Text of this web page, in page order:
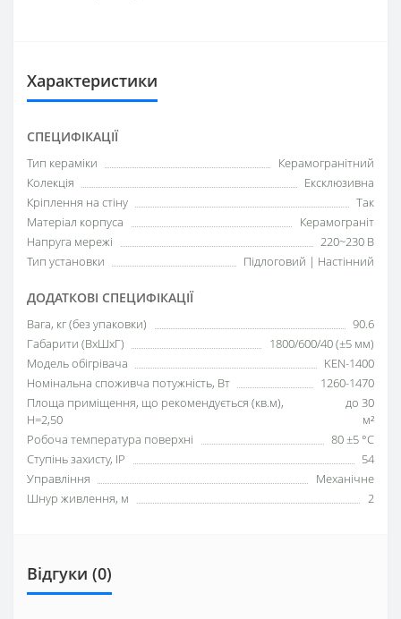
Характеристики
СПЕЦИФІКАЦІЇ
Тип кераміки
Керамогранітний
Колекція
Ексклюзивна
Кріплення на стіну
Так
Матеріал корпуса
Керамограніт
Напруга мережі
220~230 В
Тип установки
Підлоговий | Настінний
ДОДАТКОВІ СПЕЦИФІКАЦІЇ
Вага, кг (без упаковки)
90.6
Габарити (ВхШхГ)
1800/600/40 (±5 мм)
Модель обігрівача
KEN-1400
Номінальна споживча потужність, Вт
1260-1470
Площа приміщення, що рекомендується (кв.м),
H=2,50
до 30
м²
Робоча температура поверхні
80 ±5 °С
Ступінь захисту, IP
54
Управління
Механічне
Шнур живлення, м
2
Відгуки (0)